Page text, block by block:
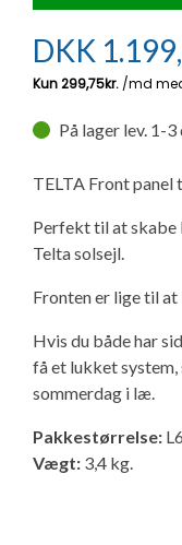
Adria
Next
Hobby
Hobby
Ny
Lille
Forsikring
Vil du sælge din
Brugte telte og
Isabella fortelte
Isabella
Isabella
Isabella
Camping erhverv
Adria Coral
Adria
Internet i
Gas-
E-trailer
Byvand -
GPS
GRØN
Persondata
DKK
På lager lev. 1-3
TELTA Front panel
Perfekt til at skabe
Telta solsejl.
Fronten er lige til at
Hvis du både har
få et lukket system,
sommerdag i læ.
Pakkestørrelse:
Vægt: 3,4 kg.